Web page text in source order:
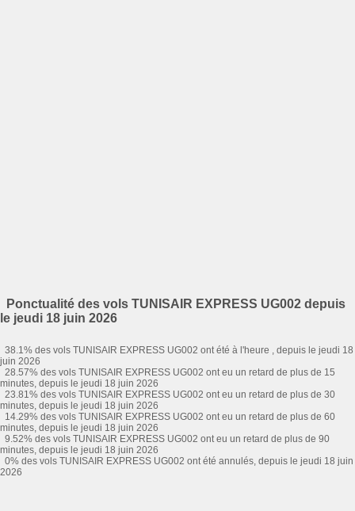
Ponctualité des vols TUNISAIR EXPRESS UG002 depuis
le jeudi 18 juin 2026
38.1% des vols TUNISAIR EXPRESS UG002 ont été à l'heure , depuis le jeudi 18
juin 2026
28.57% des vols TUNISAIR EXPRESS UG002 ont eu un retard de plus de 15
minutes, depuis le jeudi 18 juin 2026
23.81% des vols TUNISAIR EXPRESS UG002 ont eu un retard de plus de 30
minutes, depuis le jeudi 18 juin 2026
14.29% des vols TUNISAIR EXPRESS UG002 ont eu un retard de plus de 60
minutes, depuis le jeudi 18 juin 2026
9.52% des vols TUNISAIR EXPRESS UG002 ont eu un retard de plus de 90
minutes, depuis le jeudi 18 juin 2026
0% des vols TUNISAIR EXPRESS UG002 ont été annulés, depuis le jeudi 18 juin
2026